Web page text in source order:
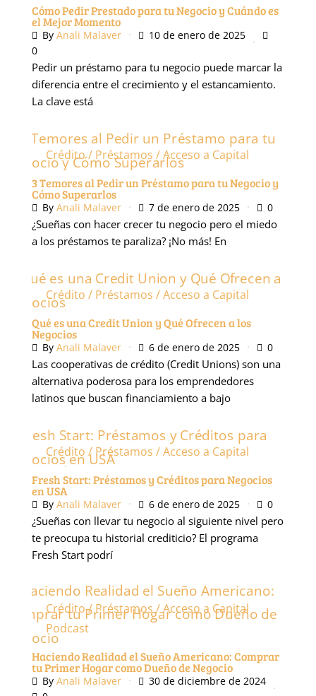
Cómo Pedir Prestado para tu Negocio y Cuándo es
el Mejor Momento
By Anali Malaver
10 de enero de 2025
0
Pedir un préstamo para tu negocio puede marcar la
diferencia entre el crecimiento y el estancamiento.
La clave está
Crédito / Préstamos / Acceso a Capital
Podcast
3 Temores al Pedir un Préstamo para tu Negocio y
Cómo Superarlos
By Anali Malaver 7 de enero de 2025 0
¿Sueñas con hacer crecer tu negocio pero el miedo
a los préstamos te paraliza? ¡No más! En
Crédito / Préstamos / Acceso a Capital
Podcast
Qué es una Credit Union y Qué Ofrecen a los
Negocios
By Anali Malaver 6 de enero de 2025 0
Las cooperativas de crédito (Credit Unions) son una
alternativa poderosa para los emprendedores
latinos que buscan financiamiento a bajo
Crédito / Préstamos / Acceso a Capital
Podcast
Fresh Start: Préstamos y Créditos para Negocios
en USA
By Anali Malaver 6 de enero de 2025 0
¿Sueñas con llevar tu negocio al siguiente nivel pero
te preocupa tu historial crediticio? El programa
Fresh Start podrí
Crédito / Préstamos / Acceso a Capital
Podcast
Haciendo Realidad el Sueño Americano: Comprar
tu Primer Hogar como Dueño de Negocio
By Anali Malaver
30 de diciembre de 2024